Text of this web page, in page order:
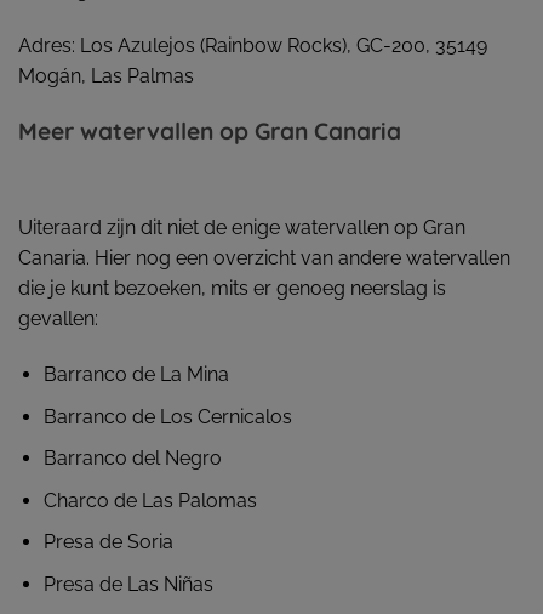
Adres: Los Azulejos (Rainbow Rocks), GC-200, 35149
Mogán, Las Palmas
Meer watervallen op Gran Canaria
Uiteraard zijn dit niet de enige watervallen op Gran
Canaria. Hier nog een overzicht van andere watervallen
die je kunt bezoeken, mits er genoeg neerslag is
gevallen:
Barranco de La Mina
Barranco de Los Cernicalos
Barranco del Negro
Charco de Las Palomas
Presa de Soria
Presa de Las Niñas